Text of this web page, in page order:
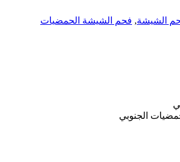
الشيشة, فحم الشيشة الحمضيات
الجنوبي